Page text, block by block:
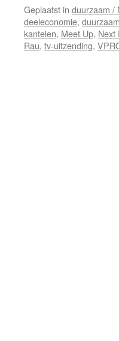
Geplaatst in duurzaam /
deeleconomie,
kantelen, Meet Up, Next
Rau, tv-uitzending,